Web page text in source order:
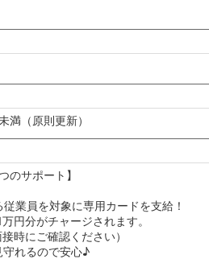
満（原則更新）
のサポート】
業員を対象に専用カードを支給！
円分がチャージされます。
時にご確認ください）
れるので安心♪